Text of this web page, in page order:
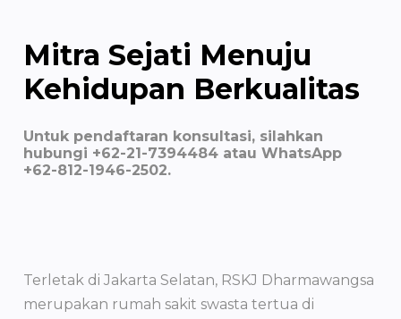
Mitra Sejati Menuju
Kehidupan Berkualitas
Untuk pendaftaran konsultasi, silahkan
hubungi +62-21-7394484 atau WhatsApp
+62-812-1946-2502.
Terletak di Jakarta Selatan, RSKJ Dharmawangsa
merupakan rumah sakit swasta tertua di